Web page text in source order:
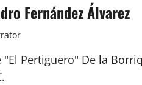
Fernández Álvarez
"El Pertiguero" De la